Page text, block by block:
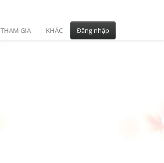
THAM GIA KHÁC Đăng nhập